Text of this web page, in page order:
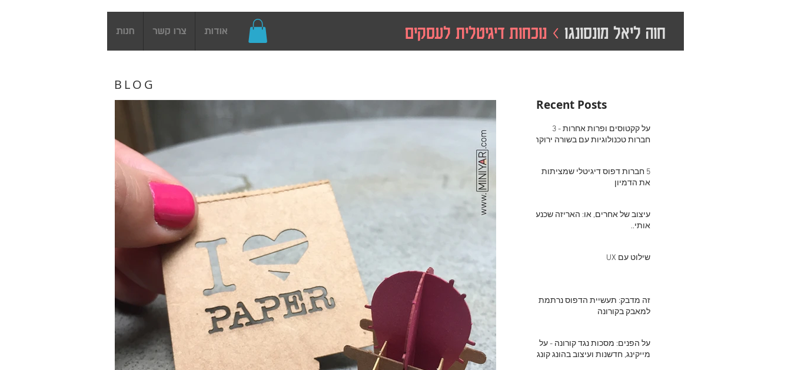
חנות צרו קשר אודות חוה ליאל מונסונגו > נוכחות דיגיטלית לעסקים
BLOG
Recent Posts
על קקטוסים ופרות אחרות - 3
חברות טכנולוגיות עם בשורה ירוקה
5 חברות דפוס דיגיטלי שמציתות
את הדמיון
עיצוב של אחרים, או: האריזה שכנעה
אותי..
שילוט עם UX
זה מדבק: תעשיית הדפוס נרתמת
למאבק בקורונה
על הפנים: מסכות נגד קורונה - על
מייקינג, חדשנות ועיצוב בהונג קונג